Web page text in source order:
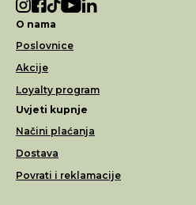
O nama
Poslovnice
Akcije
Loyalty program
Uvjeti kupnje
Načini plaćanja
Dostava
Povrati i reklamacije